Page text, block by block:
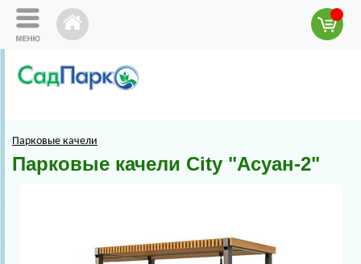
Парковые качели
Парковые качели City "Асуан-2"